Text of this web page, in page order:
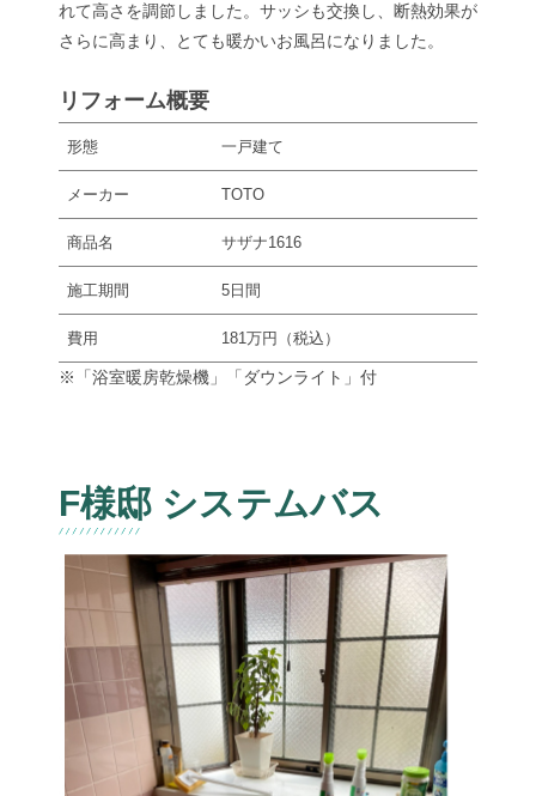
れて高さを調節しました。サッシも交換し、断熱効果が
さらに高まり、とても暖かいお風呂になりました。
リフォーム概要
形態 一戸建て
メーカー TOTO
商品名 サザナ1616
施工期間 5日間
費用 181万円（税込）
※「浴室暖房乾燥機」「ダウンライト」付
F様邸 システムバス